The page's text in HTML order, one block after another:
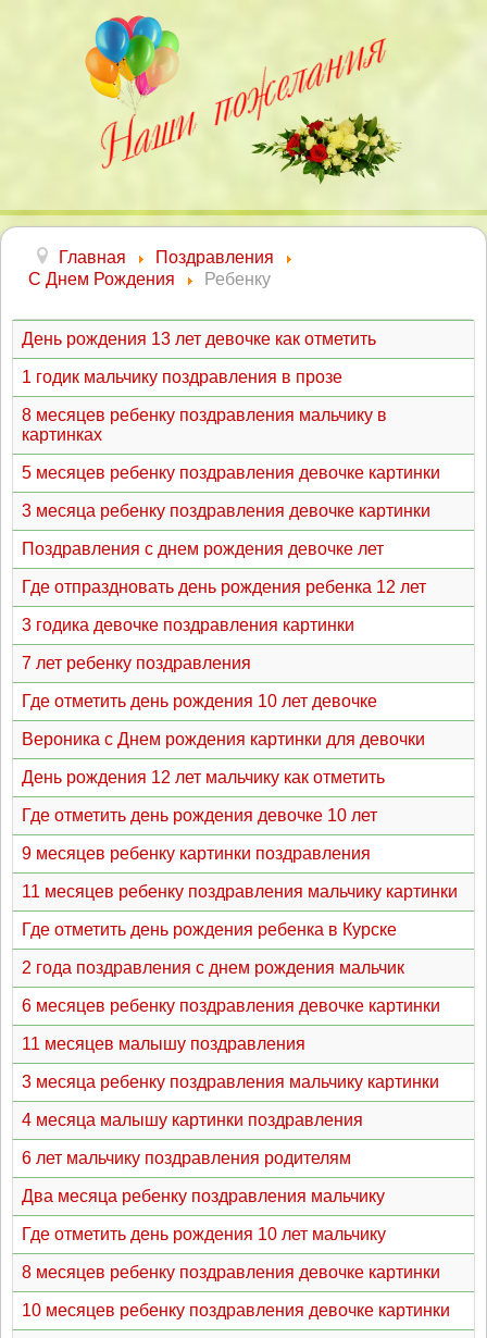
Главная
Поздравления
С Днем Рождения
Ребенку
День рождения 13 лет девочке как отметить
1 годик мальчику поздравления в прозе
8 месяцев ребенку поздравления мальчику в
картинках
5 месяцев ребенку поздравления девочке картинки
3 месяца ребенку поздравления девочке картинки
Поздравления с днем рождения девочке лет
Где отпраздновать день рождения ребенка 12 лет
3 годика девочке поздравления картинки
7 лет ребенку поздравления
Где отметить день рождения 10 лет девочке
Вероника с Днем рождения картинки для девочки
День рождения 12 лет мальчику как отметить
Где отметить день рождения девочке 10 лет
9 месяцев ребенку картинки поздравления
11 месяцев ребенку поздравления мальчику картинки
Где отметить день рождения ребенка в Курске
2 года поздравления с днем рождения мальчик
6 месяцев ребенку поздравления девочке картинки
11 месяцев малышу поздравления
3 месяца ребенку поздравления мальчику картинки
4 месяца малышу картинки поздравления
6 лет мальчику поздравления родителям
Два месяца ребенку поздравления мальчику
Где отметить день рождения 10 лет мальчику
8 месяцев ребенку поздравления девочке картинки
10 месяцев ребенку поздравления девочке картинки